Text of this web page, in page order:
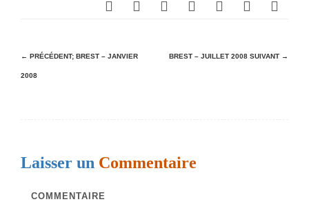
N
a
a
← PRÉCÉDENT; BREST – JANVIER
2008
BREST – JUILLET 2008 SUIVANT →
Laisser un Commentaire
COMMENTAIRE